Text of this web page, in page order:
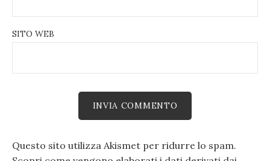
SITO WEB
Questo sito utilizza Akismet per ridurre lo spam.